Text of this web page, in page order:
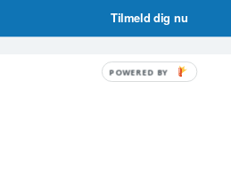
Tilmeld dig nu
POWERED BY